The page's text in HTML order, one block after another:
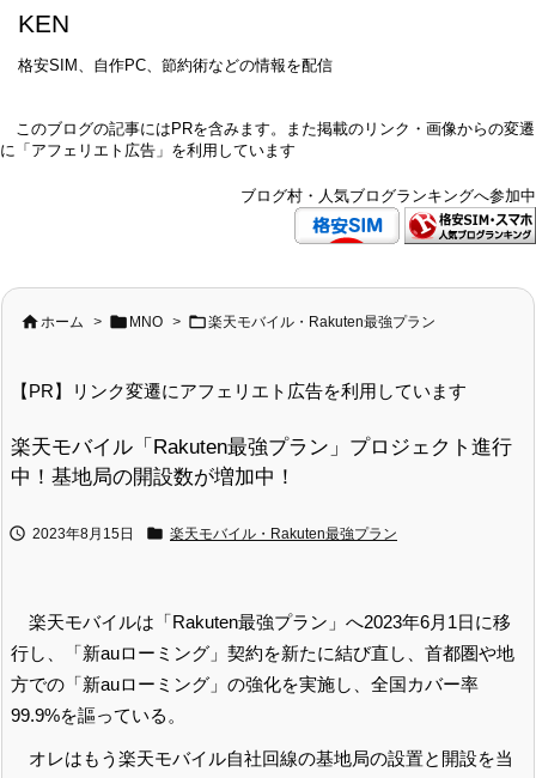
KEN
格安SIM、自作PC、節約術などの情報を配信
このブログの記事にはPRを含みます。また掲載のリンク・画像からの変遷
に「アフェリエト広告」を利用しています
ブログ村・人気ブログランキングへ参加中
 ホーム >  MNO > 楽天モバイル・Rakuten最強プラン
【PR】リンク変遷にアフェリエト広告を利用しています
楽天モバイル「Rakuten最強プラン」プロジェクト進行
中！基地局の開設数が増加中！
 2023年8月15日  楽天モバイル・Rakuten最強プラン
楽天モバイルは「Rakuten最強プラン」へ2023年6月1日に移
行し、「新auローミング」契約を新たに結び直し、首都圏や地
方での「新auローミング」の強化を実施し、全国カバー率
99.9%を謳っている。
オレはもう楽天モバイル自社回線の基地局の設置と開設を当